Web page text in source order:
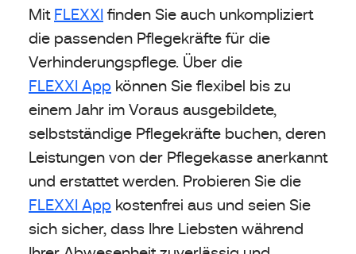
Mit FLEXXI finden Sie auch unkompliziert
die passenden Pflegekräfte für die
Verhinderungspflege. Über die
FLEXXI App können Sie flexibel bis zu
einem Jahr im Voraus ausgebildete,
selbstständige Pflegekräfte buchen, deren
Leistungen von der Pflegekasse anerkannt
und erstattet werden. Probieren Sie die
FLEXXI App kostenfrei aus und seien Sie
sich sicher, dass Ihre Liebsten während